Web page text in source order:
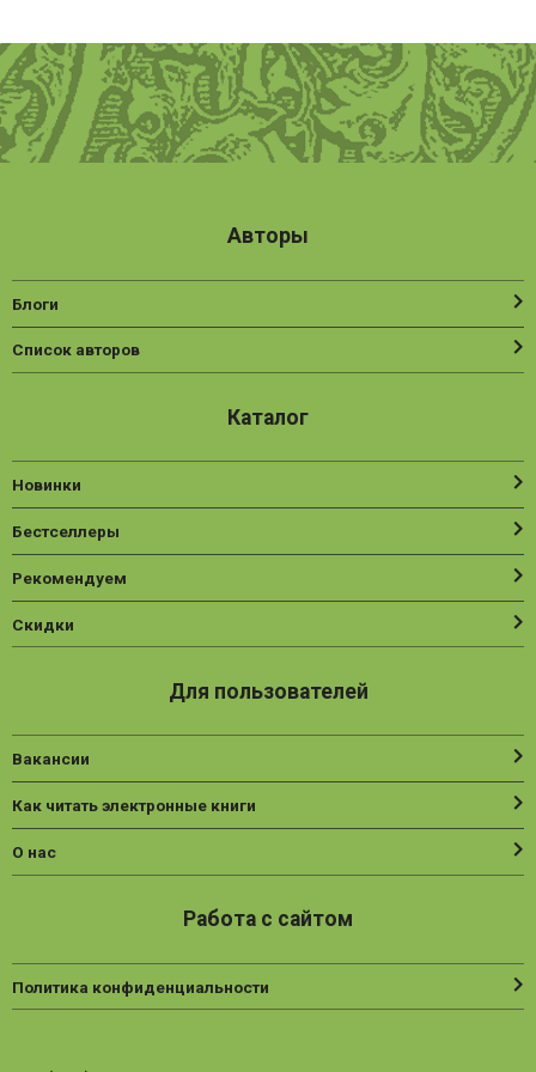
Авторы
Блоги
Список авторов
Каталог
Новинки
Бестселлеры
Рекомендуем
Скидки
Для пользователей
Вакансии
Как читать электронные книги
О нас
Работа с сайтом
Политика конфиденциальности